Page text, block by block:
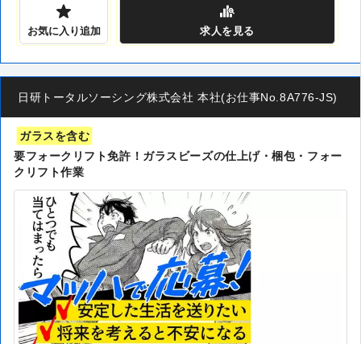
お気に入り追加 求人 を見る
日研トータルソーシング株式会社 本社(お仕事No.8A776-JS)
ガラスを含む
要フォークリフト免許！ガラスビーズの仕上げ・梱包・フォー
クリフト作業